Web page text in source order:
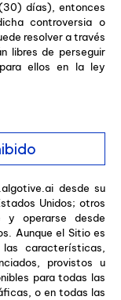
días), entonces
controversia o
resolver a través
libres de perseguir
ellos en la ley
desde su
Unidos; otros
y operarse desde
Aunque el Sitio es
características,
provistos u
para todas las
o en todas las